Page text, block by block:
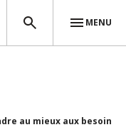
MENU
au mieux aux besoin...